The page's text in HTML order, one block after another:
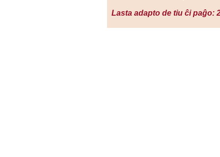
Lasta adapto de tiu ĉi paĝo: